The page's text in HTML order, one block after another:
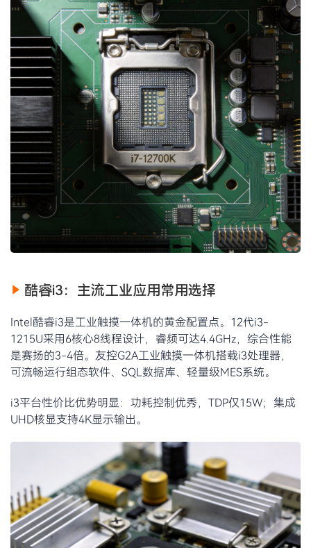
酷睿i3：主流工业应用常用选择
Intel酷睿i3是工业触摸一体机的黄金配置点。12代i3-
1215U采用6核心8线程设计，睿频可达4.4GHz，综合性能
是赛扬的3-4倍。友控G2A工业触摸一体机搭载i3处理器，
可流畅运行组态软件、SQL数据库、轻量级MES系统。
i3平台性价比优势明显：功耗控制优秀，TDP仅15W；集成
UHD核显支持4K显示输出。